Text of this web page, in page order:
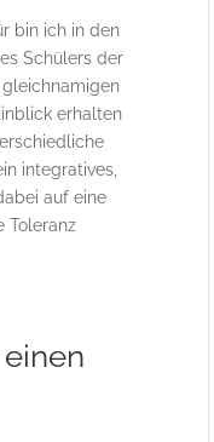
bin ich in den
Schülers der
erhalten
integratives,
auf eine
Toleranz